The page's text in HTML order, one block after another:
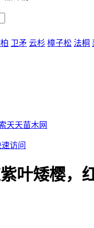
卫矛 云杉 樟子松 法桐
天天苗木网
访问
叶矮樱，